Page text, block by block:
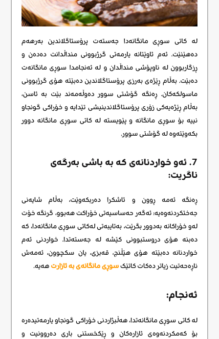
لە کاتی سوڕی مانگانەدا جەستەت پرۆستاگلاندین بەرهەم
دەهێنێت. ئەم ئاوێتانە یارمەتی گرژبوونی منداڵدانت دەدەن و
ڕزگاربوون لە ناوپۆشی منداڵدان و لە ئەنجامدا سوڕی مانگانەت
دەبێت. بەڵام ڕێژەی بەرزی پرۆستاگلاندین دەبێتە هۆی گرژبوونی
ماسولکەکان. ڕەنگە گۆشتی سوور دەوڵەمەند بێت بە ئاسن،
بەڵام ڕێژەیەکی زۆری پرۆستاگلاندینیشی تێدایە و خۆراکی گونجاو
نییە بۆ سوڕی مانگانە و پێویستە لە کاتی سوڕی مانگانە دوور
بکەوێتەوە لە گۆشتی سوور.
7. ئەو خواردنانەی کە بە باشی بەرگەی
ناگریت:
ڕەنگە ئەمە ڕوون و ئاشکرا دەربکەوێت، بەڵام شایەنی
جەختکردنەوەیە: ئەگەر حەساسیەتی خۆراکت هەبوو، گرنگە خۆت
لەو خۆراکانە بەدوور بگرێت، بەتایبەتی لەکاتی سوڕی مانگانەدا، کە
دەبنە هۆی دروستبوونی کێشە لە جەستەتدا. خواردنی ئەم
خواردنانە دەبێتە هۆی هێڵنج، قەبزی، یان سکچوون، ئەمەش
ناڕەحەتیت زیاتر دەکات کاتێکسوڕی مانگانەی بە ئازارتهەیە.
ئەنجام:
لە کاتی سوڕی مانگانەتدا، هەڵبژاردنی خۆراکی گونجاو یارمەتیدەرە
بۆ کەمکردنەوەی ئازارەکان و ڕێکخستنی باری دەروونیت و